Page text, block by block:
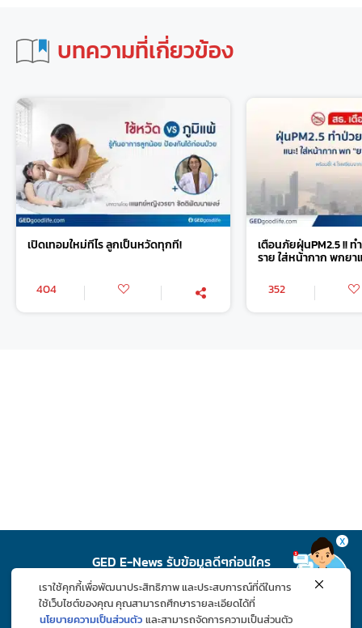
บทความที่เกี่ยวข้อง
เปิดเทอมใหม่ทีไร ลูกเป็นหวัดทุกที!
404
เตือนภัยฝุ่นPM2.5 !!
ราย ใส่หน้ากาก พกยา
352
GED E-News รับข้อมูลดีๆก่อนใคร
X
เราใช้คุกกี้เพื่อพัฒนาประสิทธิภาพ และประสบการณ์ที่ดีในการ
ใช้เว็บไซต์ของคุณ คุณสามารถศึกษารายละเอียดได้ที่
นโยบายความเป็นส่วนตัว และสามารถจัดการความเป็นส่วนตัว